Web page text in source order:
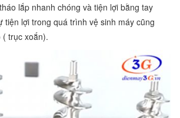
lắp nhanh chóng và tiện lợi bằng tay
tiện lợi trong quá trình vệ sinh máy cũng
trục xoắn).